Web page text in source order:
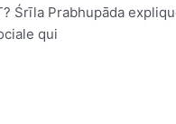
Śrīla Prabhupāda
qui